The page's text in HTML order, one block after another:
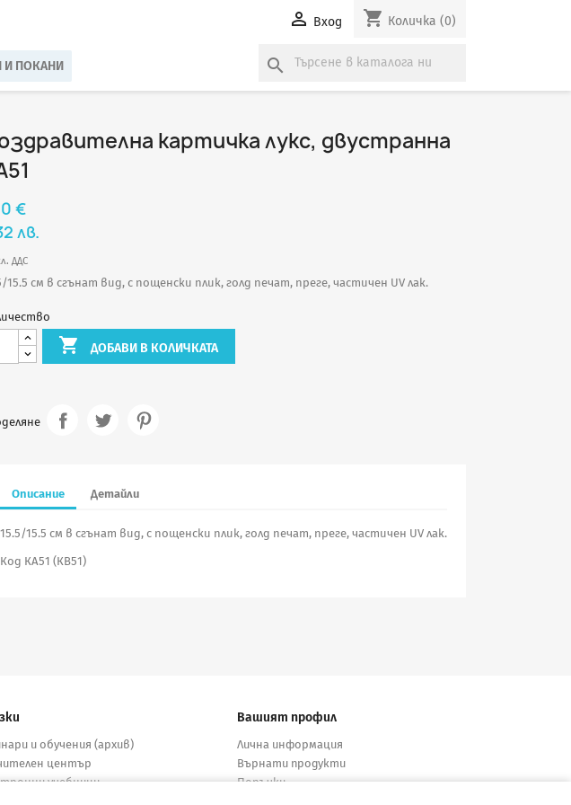
 Вход shopping_cart Количка (0)
И ПОКАНИ search
картичка лукс, двустранна
€
лв.
ДДС
15.5 см в сгънат вид, с пощенски плик, голд печат, преге, частичен UV лак.
 ДОБАВИ В КОЛИЧКАТА
Описание Детайли
15.5/15.5 см в сгънат вид, с пощенски плик, голд печат, преге, частичен UV лак.
Код КА51 (КВ51)
и обучения (архив)
център
учебници
Вашият профил
Лична информация
Върнати продукти
Поръчки